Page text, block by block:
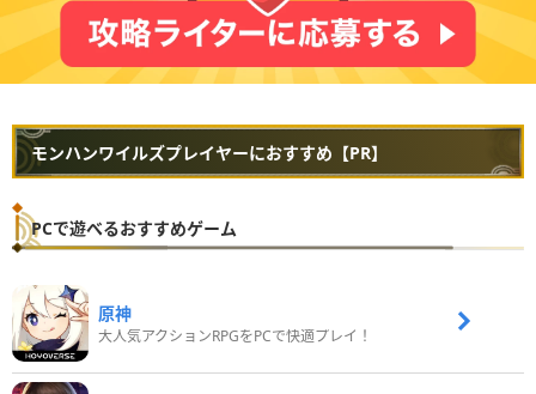
モンハンワイルズプレイヤーにおすすめ【PR】
PCで遊べるおすすめゲーム
原神
大人気アクションRPGをPCで快適プレイ！